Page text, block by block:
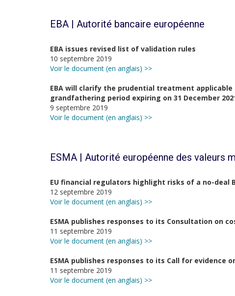
EBA | Autorité bancaire européenne
EBA issues revised list of validation rules
10 septembre 2019
Voir le document (en anglais) >>
EBA will clarify the prudential treatment
grandfathering period expiring on 31 December
9 septembre 2019
Voir le document (en anglais) >>
ESMA | Autorité européenne des valeurs
EU financial regulators highlight risks of a no-deal
12 septembre 2019
Voir le document (en anglais) >>
ESMA publishes responses to its Consultation on
11 septembre 2019
Voir le document (en anglais) >>
ESMA publishes responses to its Call for evidence
11 septembre 2019
Voir le document (en anglais) >>